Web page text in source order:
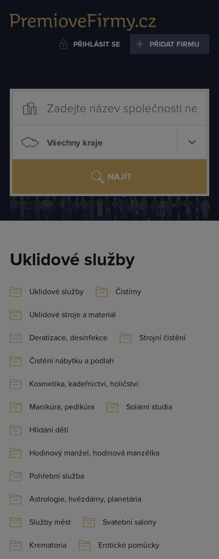
PŘIHLÁSIT SE PŘIDAT FIRMU
Všechny kraje
NAJÍT
Uklidové služby
Uklidové služby Čistírny
Uklidové stroje a materiál
Deratizace, desinfekce Strojní čistění
Čistění nábytku a podlah
Kosmetika, kadeřnictví, holičství
Manikúra, pedikúra Solární studia
Hlídání dětí
Hodinový manžel, hodinová manzělka
Pohřební služba
Astrologie, hvězdárny, planetária
Služby měst Svatební salony
Krematoria Erotické pomůcky